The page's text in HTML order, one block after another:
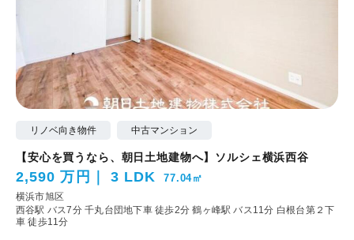
リノベ向き物件 中古マンション
【安心を買うなら、朝日土地建物へ】ソルシェ横浜西谷
2,590 万円 3 LDK 77.04㎡
横浜市旭区
西谷駅 バス7分 千丸台団地下車 徒歩2分鶴ヶ峰駅 バス11分 白根台第２下
車 徒歩11分